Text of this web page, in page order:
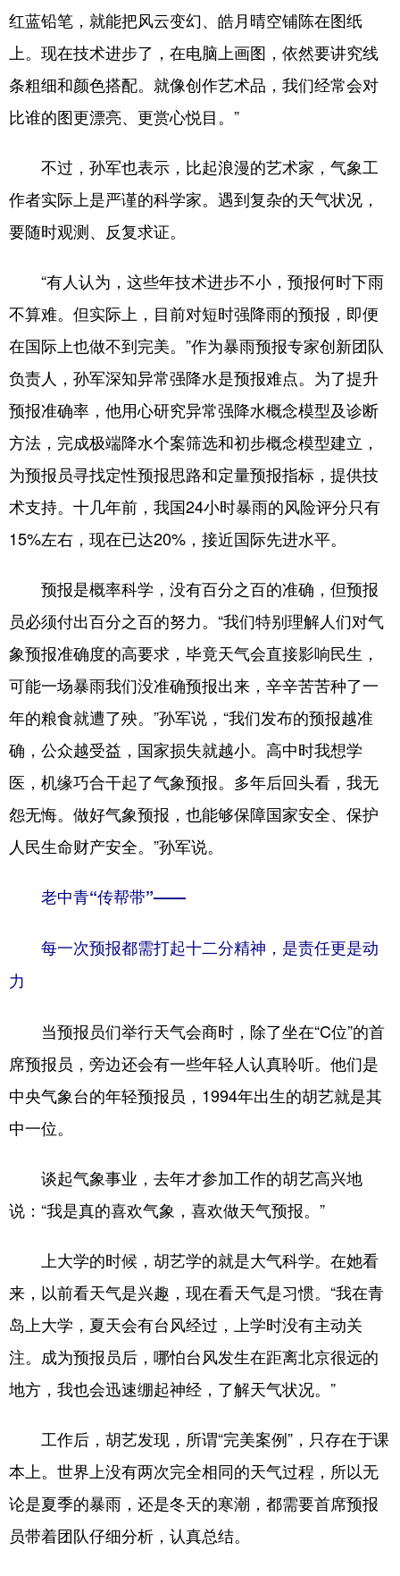
红蓝铅笔，就能把风云变幻、皓月晴空铺陈在图纸
上。现在技术进步了，在电脑上画图，依然要讲究线
条粗细和颜色搭配。就像创作艺术品，我们经常会对
比谁的图更漂亮、更赏心悦目。”
不过，孙军也表示，比起浪漫的艺术家，气象工
作者实际上是严谨的科学家。遇到复杂的天气状况，
要随时观测、反复求证。
“有人认为，这些年技术进步不小，预报何时下雨
不算难。但实际上，目前对短时强降雨的预报，即便
在国际上也做不到完美。”作为暴雨预报专家创新团队
负责人，孙军深知异常强降水是预报难点。为了提升
预报准确率，他用心研究异常强降水概念模型及诊断
方法，完成极端降水个案筛选和初步概念模型建立，
为预报员寻找定性预报思路和定量预报指标，提供技
术支持。十几年前，我国24小时暴雨的风险评分只有
15%左右，现在已达20%，接近国际先进水平。
预报是概率科学，没有百分之百的准确，但预报
员必须付出百分之百的努力。“我们特别理解人们对气
象预报准确度的高要求，毕竟天气会直接影响民生，
可能一场暴雨我们没准确预报出来，辛辛苦苦种了一
年的粮食就遭了殃。”孙军说，“我们发布的预报越准
确，公众越受益，国家损失就越小。高中时我想学
医，机缘巧合干起了气象预报。多年后回头看，我无
怨无悔。做好气象预报，也能够保障国家安全、保护
人民生命财产安全。”孙军说。
老中青“传帮带”——
每一次预报都需打起十二分精神，是责任更是动
力
当预报员们举行天气会商时，除了坐在“C位”的首
席预报员，旁边还会有一些年轻人认真聆听。他们是
中央气象台的年轻预报员，1994年出生的胡艺就是其
中一位。
谈起气象事业，去年才参加工作的胡艺高兴地
说：“我是真的喜欢气象，喜欢做天气预报。”
上大学的时候，胡艺学的就是大气科学。在她看
来，以前看天气是兴趣，现在看天气是习惯。“我在青
岛上大学，夏天会有台风经过，上学时没有主动关
注。成为预报员后，哪怕台风发生在距离北京很远的
地方，我也会迅速绷起神经，了解天气状况。”
工作后，胡艺发现，所谓“完美案例”，只存在于课
本上。世界上没有两次完全相同的天气过程，所以无
论是夏季的暴雨，还是冬天的寒潮，都需要首席预报
员带着团队仔细分析，认真总结。